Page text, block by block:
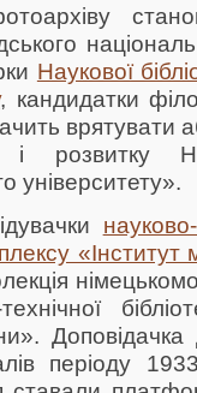
Наукової
, кандидатки
врятувати
розвитку
університету».
Доповідачка
періоду